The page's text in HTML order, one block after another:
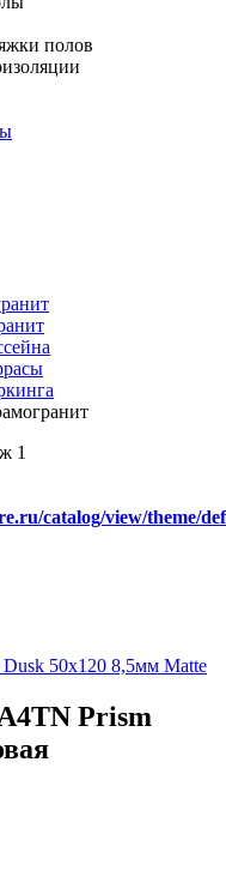
полов
1
catalog/view/theme/
50x120 8,5мм Matte
Prism